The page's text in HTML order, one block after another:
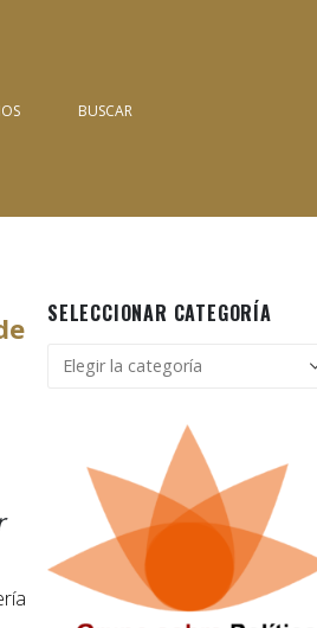
BUSCAR
SELECCIONAR CATEGORÍA
Seleccionar
categoría